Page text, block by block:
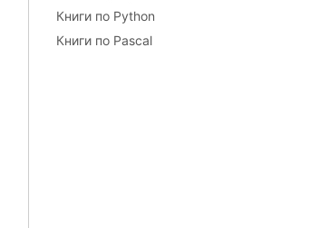
Книги по Python
Книги по Pascal